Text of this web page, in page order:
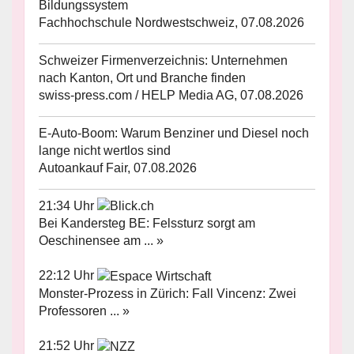
Bildungssystem
Fachhochschule Nordwestschweiz, 07.08.2026
Schweizer Firmenverzeichnis: Unternehmen
nach Kanton, Ort und Branche finden
swiss-press.com / HELP Media AG, 07.08.2026
E-Auto-Boom: Warum Benziner und Diesel noch
lange nicht wertlos sind
Autoankauf Fair, 07.08.2026
21:34 Uhr
Bei Kandersteg BE: Felssturz sorgt am
Oeschinensee am ... »
22:12 Uhr
Monster-Prozess in Zürich: Fall Vincenz: Zwei
Professoren ... »
21:52 Uhr